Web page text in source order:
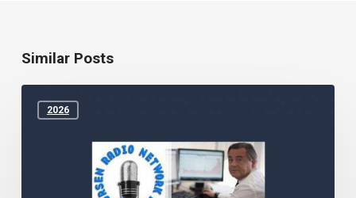
Similar Posts
2026
Aktie